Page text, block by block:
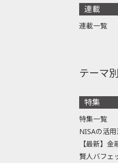
連載
連載一覧
テーマ
特集
特集一覧
NISAの活用
【最新】
賢人バフェ